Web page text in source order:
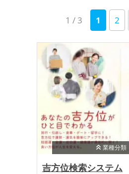
1 / 3 1 2
業種分類
吉方位検索システム